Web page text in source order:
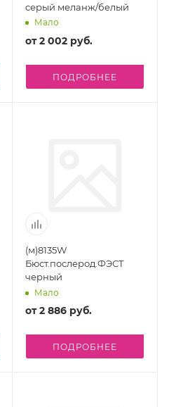
серый меланж/белый
Мало
от2 002 руб.
ПОДРОБНЕЕ
(м)8135W
Бюст.послерод.ФЭСТ
черный
Мало
от2 886 руб.
ПОДРОБНЕЕ